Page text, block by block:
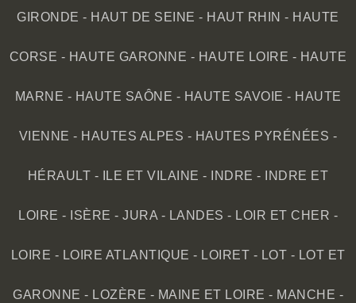
GIRONDE - HAUT DE SEINE - HAUT RHIN - HAUTE
CORSE - HAUTE GARONNE - HAUTE LOIRE - HAUTE
MARNE - HAUTE SAÔNE - HAUTE SAVOIE - HAUTE
VIENNE - HAUTES ALPES - HAUTES PYRÉNÉES -
HÉRAULT - ILE ET VILAINE - INDRE - INDRE ET
LOIRE - ISÈRE - JURA - LANDES - LOIR ET CHER -
LOIRE - LOIRE ATLANTIQUE - LOIRET - LOT - LOT ET
GARONNE - LOZÈRE - MAINE ET LOIRE - MANCHE -